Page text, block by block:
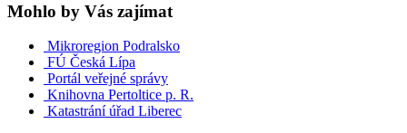
Mohlo by Vás zajímat
Mikroregion Podralsko
FÚ Česká Lípa
Portál veřejné správy
Knihovna Pertoltice p. R.
Katastrání úřad Liberec